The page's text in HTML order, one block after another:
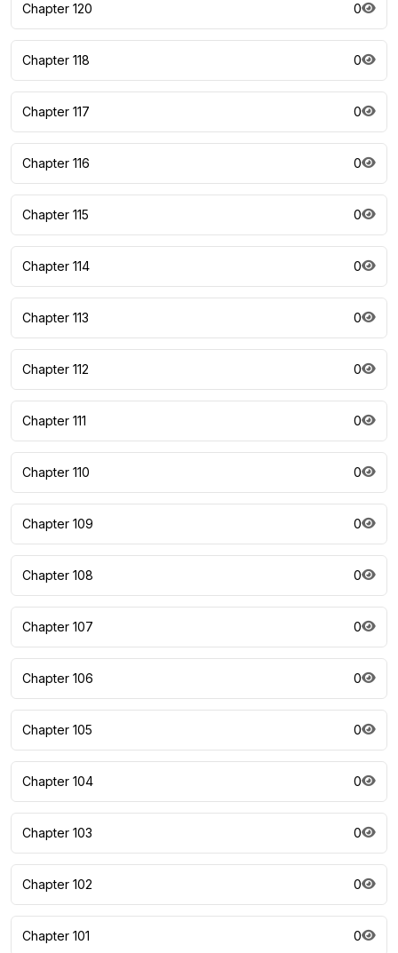
Chapter 120 0
Chapter 118 0
Chapter 117 0
Chapter 116 0
Chapter 115 0
Chapter 114 0
Chapter 113 0
Chapter 112 0
Chapter 111 0
Chapter 110 0
Chapter 109 0
Chapter 108 0
Chapter 107 0
Chapter 106 0
Chapter 105 0
Chapter 104 0
Chapter 103 0
Chapter 102 0
Chapter 101 0